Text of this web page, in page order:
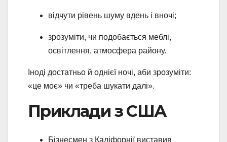
відчути рівень шуму вдень і вночі;
зрозуміти, чи подобається меблі,
освітлення, атмосфера району.
Іноді достатньо й однієї ночі, аби зрозуміти:
«це моє» чи «треба шукати далі».
Приклади з США
Бізнесмен з Каліфорнії виставив